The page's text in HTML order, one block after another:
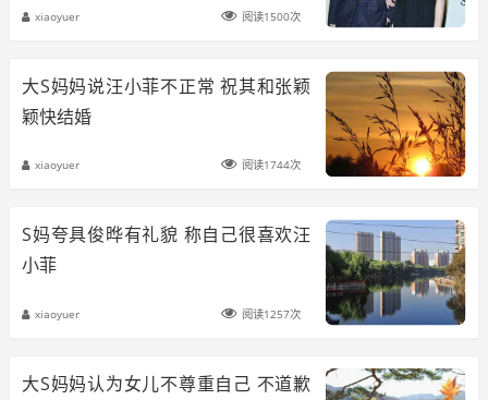
xiaoyuer 阅读1500次
大S妈妈说汪小菲不正常 祝其和张颖
颖快结婚
xiaoyuer 阅读1744次
S妈夸具俊晔有礼貌 称自己很喜欢汪
小菲
xiaoyuer 阅读1257次
大S妈妈认为女儿不尊重自己 不道歉